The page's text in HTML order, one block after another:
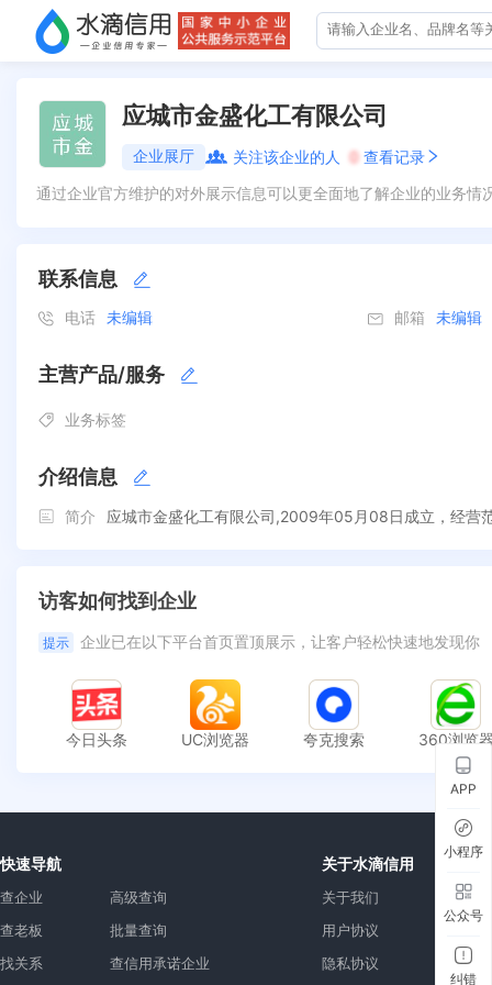
应城市金盛化工有限公司
企业展厅 关注该企业的人 0 查看记录
通过企业官方维护的对外展示信息可以更全面地了解企业的业务
联系信息
电话 未编辑 邮箱 未编辑
主营产品/服务
业务标签
介绍信息
简介 应城市金盛化工有限公司,2009年05月08日成立，经营
访客如何找到企业
提示 企业已在以下平台首页置顶展示，让客户轻松快速地发现你
今日头条 UC浏览器 夸克搜索 360浏览
快速导航
查企业
查老板
找关系
高级查询
批量查询
查信用承诺企业
关于水滴信用
关于我们
用户协议
隐私协议
APP
小程序
公众号
纠错